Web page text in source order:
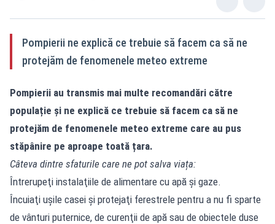
Pompierii ne explică ce trebuie să facem ca să ne
protejăm de fenomenele meteo extreme
Pompierii au transmis mai multe recomandări către
populație și ne explică ce trebuie să facem ca să ne
protejăm de fenomenele meteo extreme care au pus
stăpânire pe aproape toată țara.
Câteva dintre sfaturile care ne pot salva viața:
Întrerupeţi instalaţiile de alimentare cu apă şi gaze.
Încuiaţi uşile casei şi protejaţi ferestrele pentru a nu fi sparte
de vânturi puternice, de curenţii de apă sau de obiectele duse